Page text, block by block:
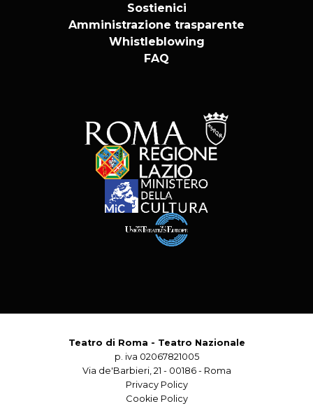
Sostienici
Amministrazione trasparente
Whistleblowing
FAQ
Teatro di Roma - Teatro Nazionale
p. iva 02067821005
Via de'Barbieri, 21 - 00186 - Roma
Privacy Policy
Cookie Policy